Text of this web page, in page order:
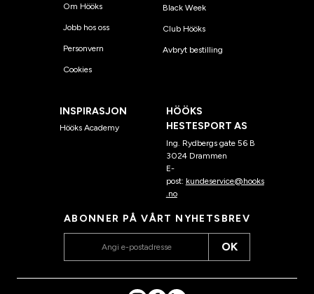
Om Hööks
Jobb hos oss
Personvern
Cookies
Black Week
Club Hööks
Avbryt bestilling
INSPIRASJON
Hööks Academy
HÖÖKS
HESTESPORT AS
Ing. Rydbergs gate 56 B
3024 Drammen
E-
post: kundeservice@hooks
.no
ABONNER PÅ VÅRT NYHETSBREV
OK